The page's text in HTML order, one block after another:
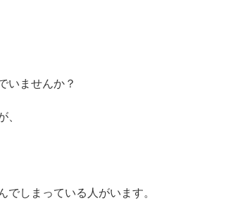
いませんか？
、
でしまっている人がいます。